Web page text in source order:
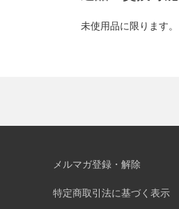
未使用品に限ります。
メルマガ登録・解除
特定商取引法に基づく表示